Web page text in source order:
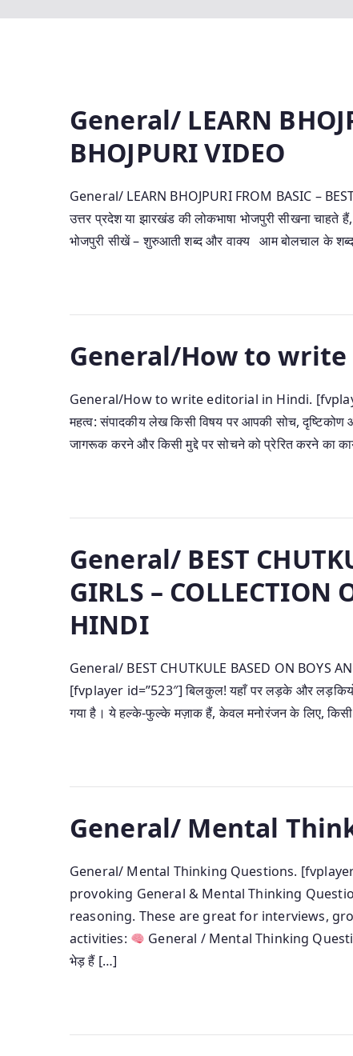
General/ LEARN
BHOJPURI VIDEO
General/ LEARN BHOJPURI FROM BASIC –
उत्तर प्रदेश या झारखंड की लोकभाषा भोजपुरी सीखना चाहते
भोजपुरी सीखें – शुरुआती शब्द और वाक्य आम बोलचाल के
General/How to
General/How to write editorial in Hindi.
महत्व: संपादकीय लेख किसी विषय पर आपकी सोच, दृष्टिकोण
जागरूक करने और किसी मुद्दे पर सोचने को प्रेरित करने का
General/ BEST
GIRLS – COLLECTION
HINDI
General/ BEST CHUTKULE BASED ON BOYS
[fvplayer id=”523″] बिलकुल! यहाँ पर लड़के और लड़कियों
गया है। ये हल्के-फुल्के मज़ाक हैं, केवल मनोरंजन के लिए, किसी
General/ Mental
General/ Mental Thinking Questions.
provoking General & Mental Thinking
reasoning. These are great for interviews,
activities:
General / Mental Thinking
भेड़ हैं […]